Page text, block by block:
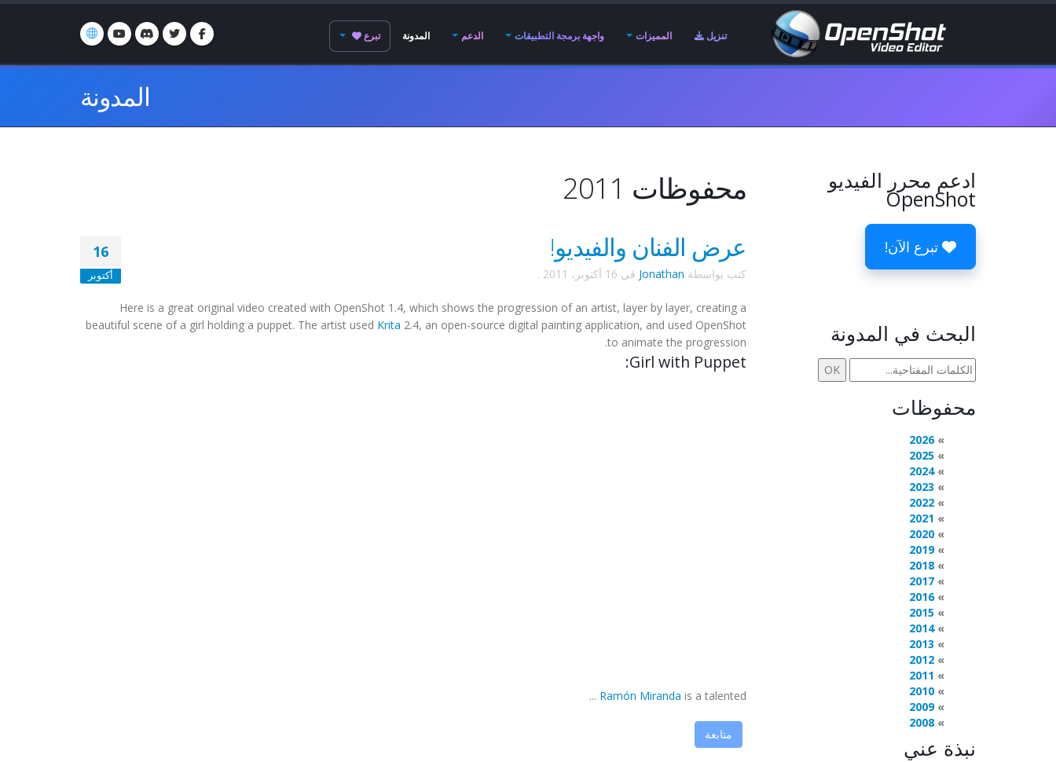
تنزيل المميزات واجهة برمجة التطبيقات الدعم المدونة تبرع
المدونة
محفوظات 2011
16
أكتوبر
عرض الفنان والفيديو!
كتب بواسطة Jonathan في 16 أكتوبر، 2011 .
Here is a great original video created with OpenShot 1.4, which shows the progression of an artist, layer by layer, creating a
beautiful scene of a girl holding a puppet. The artist used Krita 2.4, an open-source digital painting application, and used OpenShot
to animate the progression.
Girl with Puppet:
Ramón Miranda is a talented ...
متابعة
ادعم محرر الفيديو
OpenShot
تبرع الآن!
البحث في المدونة
محفوظات
2026
2025
2024
2023
2022
2021
2020
2019
2018
2017
2016
2015
2014
2013
2012
2011
2010
2009
2008
نبذة عني